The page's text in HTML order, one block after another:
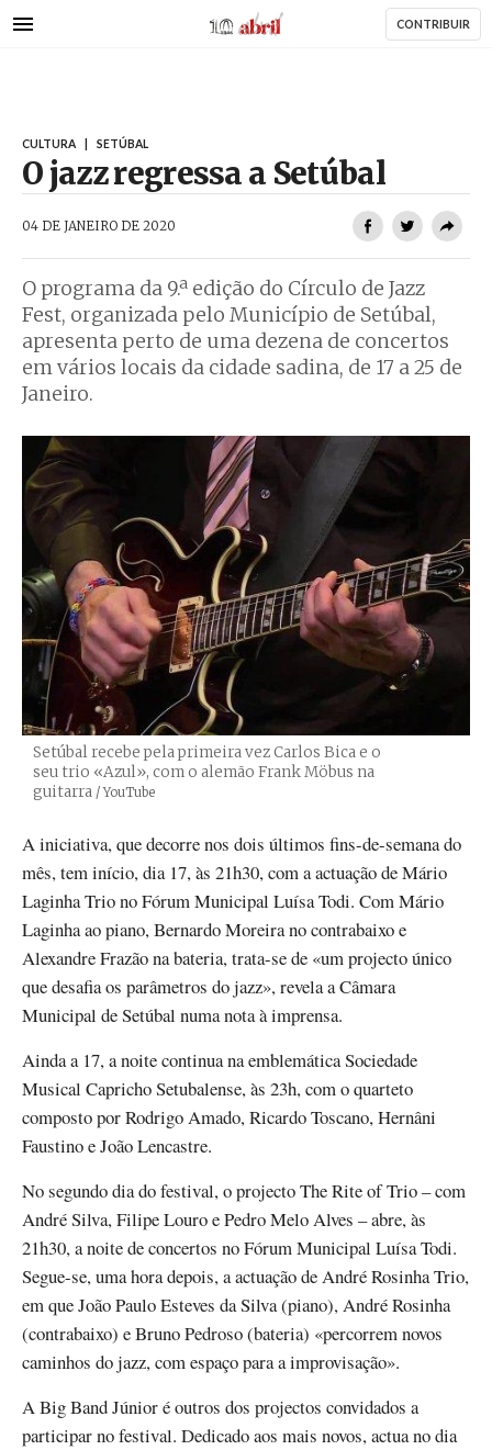
para
AbrilAbril CONTRIBUIR
CULTURA SETÚBAL
O jazz regressa a Setúbal
04 DE JANEIRO DE 2020
O programa da 9.ª edição do Círculo de Jazz
Fest, organizada pelo Município de Setúbal,
apresenta perto de uma dezena de concertos
em vários locais da cidade sadina, de 17 a 25 de
Janeiro.
Setúbal recebe pela primeira vez Carlos Bica e o
seu trio «Azul», com o alemão Frank Möbus na
guitarra Créditos
/ YouTube
A iniciativa, que decorre nos dois últimos fins-de-semana do
mês, tem início, dia 17, às 21h30, com a actuação de Mário
Laginha Trio no Fórum Municipal Luísa Todi. Com Mário
Laginha ao piano, Bernardo Moreira no contrabaixo e
Alexandre Frazão na bateria, trata-se de «um projecto único
que desafia os parâmetros do jazz», revela a Câmara
Municipal de Setúbal numa nota à imprensa.
Ainda a 17, a noite continua na emblemática Sociedade
Musical Capricho Setubalense, às 23h, com o quarteto
composto por Rodrigo Amado, Ricardo Toscano, Hernâni
Faustino e João Lencastre.
No segundo dia do festival, o projecto The Rite of Trio – com
André Silva, Filipe Louro e Pedro Melo Alves – abre, às
21h30, a noite de concertos no Fórum Municipal Luísa Todi.
Segue-se, uma hora depois, a actuação de André Rosinha Trio,
em que João Paulo Esteves da Silva (piano), André Rosinha
(contrabaixo) e Bruno Pedroso (bateria) «percorrem novos
caminhos do jazz, com espaço para a improvisação».
A Big Band Júnior é outros dos projectos convidados a
participar no festival. Dedicado aos mais novos, actua no dia